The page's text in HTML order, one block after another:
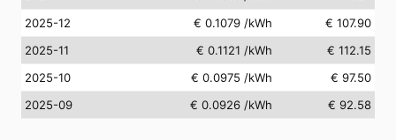
2025-12
€ 0.1079 /kWh
€ 107.90
2025-11
€ 0.1121 /kWh
€ 112.15
2025-10
€ 0.0975 /kWh
€ 97.50
2025-09
€ 0.0926 /kWh € 92.58